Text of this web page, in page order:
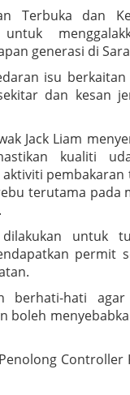
Terbuka dan
generasi di
isu berkaitan
dan kesan
Jack Liam
kualiti
pembakaran
terutama pada
untuk
permit
berhati-hati
boleh
Controller